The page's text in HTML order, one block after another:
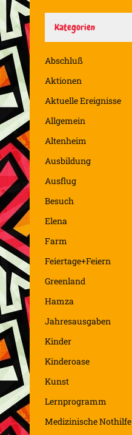
Kategorien
Abschluß
Aktionen
Aktuelle Ereignisse
Allgemein
Altenheim
Ausbildung
Ausflug
Besuch
Elena
Farm
Feiertage+Feiern
Greenland
Hamza
Jahresausgaben
Kinder
Kinderoase
Kunst
Lernprogramm
Medizinische Nothilfe